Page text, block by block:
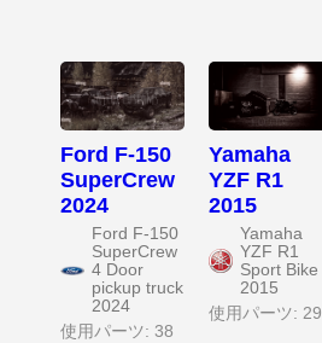
Ford F-150
SuperCrew
2024
Ford F-150
SuperCrew
4 Door
pickup truck
2024
使用パーツ: 38
Yamaha
YZF R1
2015
Yamaha
YZF R1
Sport Bike
2015
使用パーツ: 29